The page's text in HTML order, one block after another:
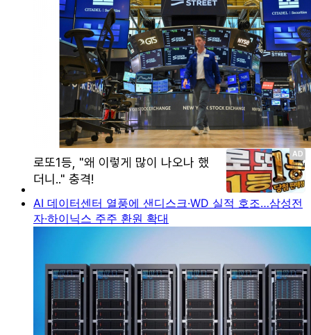
AI 데이터센터 열풍에 샌디스크·WD 실적 호조…삼성전
자·하이닉스 주주 환원 확대